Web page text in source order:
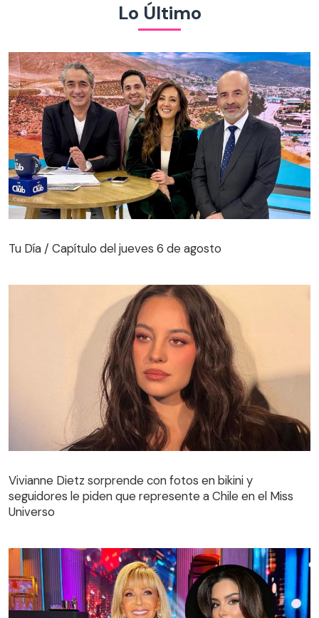
Lo Último
Tu Día / Capítulo del jueves 6 de agosto
Vivianne Dietz sorprende con fotos en bikini y
seguidores le piden que represente a Chile en el Miss
Universo